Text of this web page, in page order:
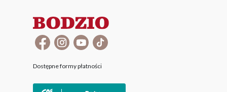
Dostępne formy płatności